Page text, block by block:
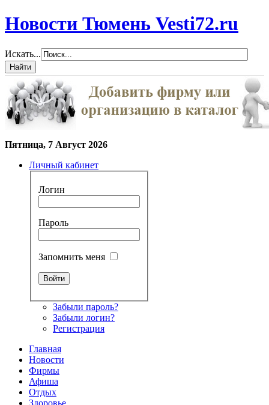
Новости Тюмень Vesti72.ru
Искать...
Пятница, 7 Август 2026
Личный кабинет
Логин
Пароль
Запомнить меня
Забыли пароль?
Забыли логин?
Регистрация
Главная
Новости
Фирмы
Афиша
Отдых